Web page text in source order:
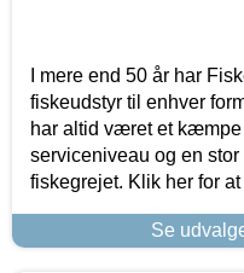
I mere end 50 år har
fiskeudstyr til enhver
har altid været et
serviceniveau og en
fiskegrejet. Klik her for
Se